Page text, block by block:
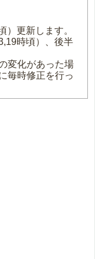
）更新します。
時頃）、後半
変化があった場
毎時修正を行っ